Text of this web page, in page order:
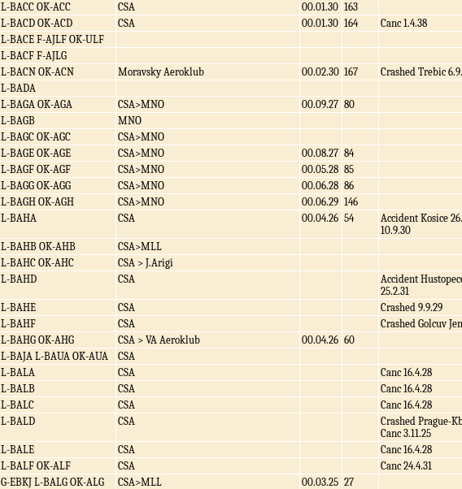
L-BACC OK-ACC CSA 00.01.30 163
L-BACD OK-ACD CSA 00.01.30 164
Canc 1.4.38
L-BACE F-AJLF OK-ULF
L-BACF F-AJLG
L-BACN OK-ACN Moravsky Aeroklub 00.02.30 167
Crashed Trebic
L-BADA
L-BAGA OK-AGA CSA>MNO 00.09.27 80
L-BAGB
MNO
L-BAGC OK-AGC
CSA>MNO
L-BAGE OK-AGE CSA>MNO 00.08.27 84
L-BAGF OK-AGF CSA>MNO 00.05.28 85
L-BAGG OK-AGG CSA>MNO 00.06.28 86
L-BAGH OK-AGH CSA>MNO 00.06.29 146
L-BAHA CSA 00.04.26 54
Accident Kosice
10.9.30
L-BAHB OK-AHB
CSA>MLL
L-BAHC OK-AHC
CSA > J.Arigi
L-BAHD CSA
Accident
25.2.31
L-BAHE CSA
Crashed 9.9.29
L-BAHF CSA
Crashed Golcuv
L-BAHG OK-AHG CSA > VA Aeroklub 00.04.26 60
L-BAJA L-BAUA OK-AUA
CSA
L-BALA CSA
Canc 16.4.28
L-BALB CSA
Canc 16.4.28
L-BALC CSA
Canc 16.4.28
L-BALD CSA
Crashed Prague-
Canc 3.11.25
L-BALE CSA
Canc 16.4.28
L-BALF OK-ALF CSA
Canc 24.4.31
G-EBKJ L-BALG OK-ALG CSA>MLL 00.03.25 27